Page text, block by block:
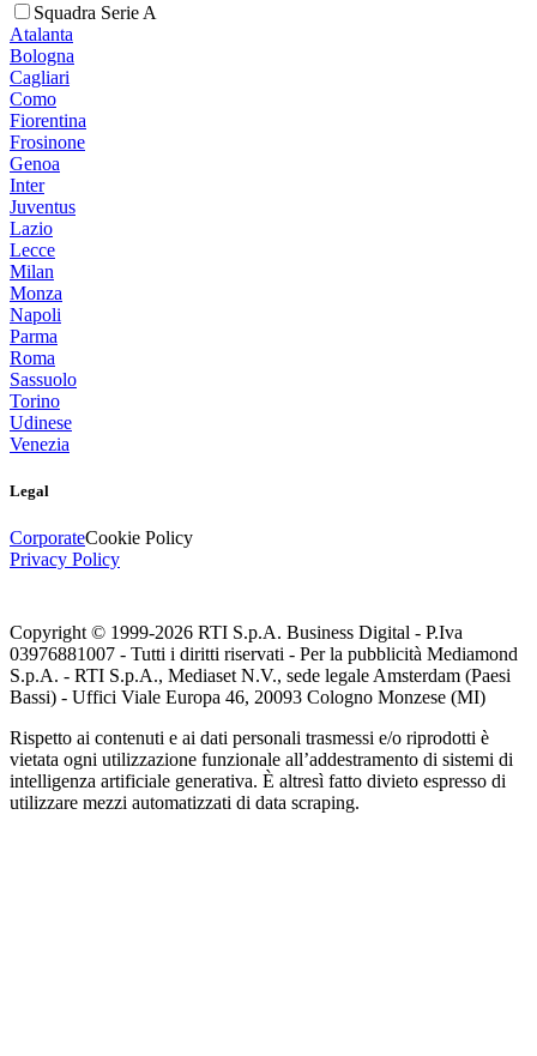
Squadra Serie A
Atalanta
Bologna
Cagliari
Como
Fiorentina
Frosinone
Genoa
Inter
Juventus
Lazio
Lecce
Milan
Monza
Napoli
Parma
Roma
Sassuolo
Torino
Udinese
Venezia
Legal
CorporateCookie Policy
Privacy Policy
Copyright © 1999-2026 RTI S.p.A. Business Digital - P.Iva
03976881007 - Tutti i diritti riservati - Per la pubblicità Mediamond
S.p.A. - RTI S.p.A., Mediaset N.V., sede legale Amsterdam (Paesi
Bassi) - Uffici Viale Europa 46, 20093 Cologno Monzese (MI)
Rispetto ai contenuti e ai dati personali trasmessi e/o riprodotti è
vietata ogni utilizzazione funzionale all’addestramento di sistemi di
intelligenza artificiale generativa. È altresì fatto divieto espresso di
utilizzare mezzi automatizzati di data scraping.